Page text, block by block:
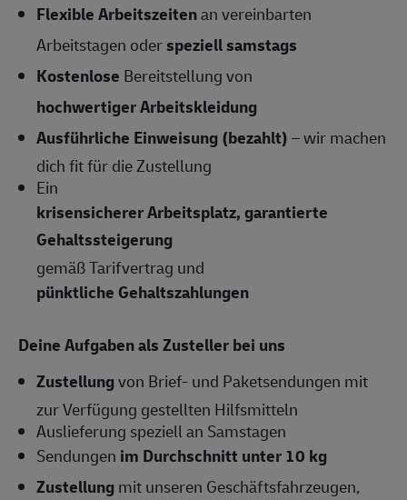
Flexible Arbeitszeitenan vereinbarten
Arbeitstagen oderspeziell samstags
Kostenlose Bereitstellung von
hochwertiger Arbeitskleidung
Ausführliche Einweisung (bezahlt)– wir machen
dich fit für die Zustellung
Ein
krisensicherer Arbeitsplatz, garantierte
Gehaltssteigerung
gemäß Tarifvertrag und
pünktliche Gehaltszahlungen
Deine Aufgaben als Zusteller bei uns
Zustellungvon Brief- und Paketsendungen mit
zur Verfügung gestellten Hilfsmitteln
Auslieferung speziell an Samstagen
Sendungen im Durchschnitt unter 10 kg
Zustellungmit unseren Geschäftsfahrzeugen,